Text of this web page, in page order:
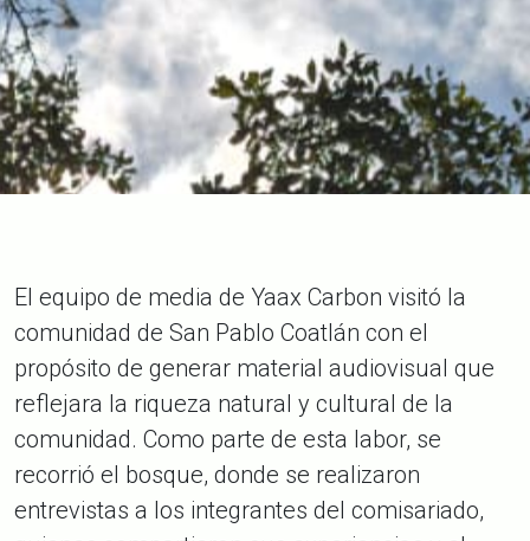
El equipo de media de Yaax Carbon visitó la
comunidad de San Pablo Coatlán con el
propósito de generar material audiovisual que
reflejara la riqueza natural y cultural de la
comunidad. Como parte de esta labor, se
recorrió el bosque, donde se realizaron
entrevistas a los integrantes del comisariado,